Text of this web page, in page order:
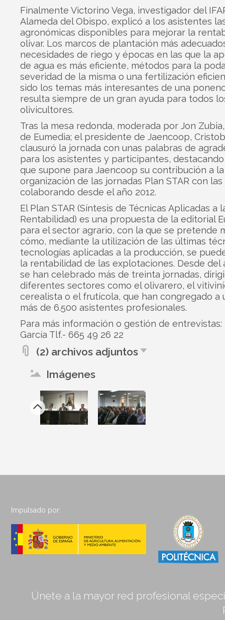
Finalmente Victorino Vega, investigador del
Alameda del Obispo, explicó a los asistentes
agronómicas disponibles para mejorar la
olivar. Los marcos de plantación más
necesidades de riego y épocas en las que la
de agua es más eficiente, métodos para la
severidad de la misma o una fertilización
sido los temas más interesantes de una
resulta siempre de un gran ayuda para todos
olivicultores.
Tras la mesa redonda, moderada por Jon
de Eumedia; el presidente de Jaencoop,
clausuró la jornada con unas palabras de
para los asistentes y participantes,
que supone para Jaencoop su contribución a la
organización de las jornadas Plan STAR con
colaborando desde el año 2012.
El Plan STAR (Síntesis de Técnicas Aplicadas a
Rentabilidad) es una propuesta de la editorial
para el sector agrario, con la que se pretende
cómo, mediante la utilización de las últimas
tecnologías aplicadas a la producción, se
la rentabilidad de las explotaciones. Desde del
se han celebrado más de treinta jornadas,
diferentes sectores como el olivarero, el
cerealista o el frutícola, que han congregado a
más de 6.500 asistentes profesionales.
Para más información o gestión de entrevistas:
García Tlf.- 665 49 26 22
(2) archivos adjuntos
Imágenes
Impulsado por:
Únete a la mayor red profesional